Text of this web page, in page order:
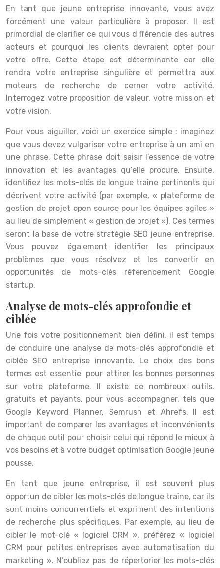
En tant que jeune entreprise innovante, vous avez
forcément une valeur particulière à proposer. Il est
primordial de clarifier ce qui vous différencie des autres
acteurs et pourquoi les clients devraient opter pour
votre offre. Cette étape est déterminante car elle
rendra votre entreprise singulière et permettra aux
moteurs de recherche de cerner votre activité.
Interrogez votre proposition de valeur, votre mission et
votre vision.
Pour vous aiguiller, voici un exercice simple : imaginez
que vous devez vulgariser votre entreprise à un ami en
une phrase. Cette phrase doit saisir l’essence de votre
innovation et les avantages qu’elle procure. Ensuite,
identifiez les mots-clés de longue traîne pertinents qui
décrivent votre activité (par exemple, « plateforme de
gestion de projet open source pour les équipes agiles »
au lieu de simplement « gestion de projet »). Ces termes
seront la base de votre stratégie SEO jeune entreprise.
Vous pouvez également identifier les principaux
problèmes que vous résolvez et les convertir en
opportunités de mots-clés référencement Google
startup.
Analyse de mots-clés approfondie et
ciblée
Une fois votre positionnement bien défini, il est temps
de conduire une analyse de mots-clés approfondie et
ciblée SEO entreprise innovante. Le choix des bons
termes est essentiel pour attirer les bonnes personnes
sur votre plateforme. Il existe de nombreux outils,
gratuits et payants, pour vous accompagner, tels que
Google Keyword Planner, Semrush et Ahrefs. Il est
important de comparer les avantages et inconvénients
de chaque outil pour choisir celui qui répond le mieux à
vos besoins et à votre budget optimisation Google jeune
pousse.
En tant que jeune entreprise, il est souvent plus
opportun de cibler les mots-clés de longue traîne, car ils
sont moins concurrentiels et expriment des intentions
de recherche plus spécifiques. Par exemple, au lieu de
cibler le mot-clé « logiciel CRM », préférez « logiciel
CRM pour petites entreprises avec automatisation du
marketing ». N’oubliez pas de répertorier les mots-clés